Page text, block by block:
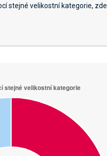
stejné velikostní kategorie, zde